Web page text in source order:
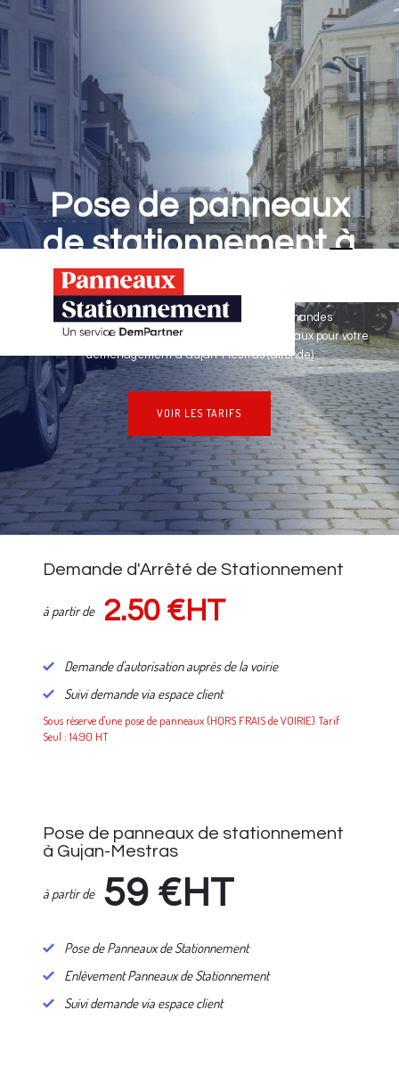
Pose de panneaux
de stationnement à
Gujan-Mestras
Panneaux Stationnement effectue vos demandes
d'autorisations de stationnement & pose de panneaux pour votre
déménagement à Gujan-Mestras (Gironde)
VOIR LES TARIFS
NOS TARIFS
Demande d'Arrêté de Stationnement
à partir de 2.50 €HT
Demande d'autorisation auprès de la voirie
Suivi demande via espace client
Sous réserve d'une pose de panneaux (HORS FRAIS de VOIRIE) Tarif
Seul : 14.90 HT
Pose de panneaux de stationnement
à Gujan-Mestras
à partir de 59 €HT
Pose de Panneaux de Stationnement
Enlèvement Panneaux de Stationnement
Suivi demande via espace client